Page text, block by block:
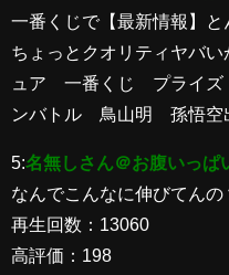
一番くじで【最新情報】と
ちょっとクオリティヤバ
ュア 一番くじ プライ
ンバトル 鳥山明 孫悟空
5:名無しさん＠お腹いっぱ
なんでこんなに伸びてんの
再生回数：13060
高評価：198